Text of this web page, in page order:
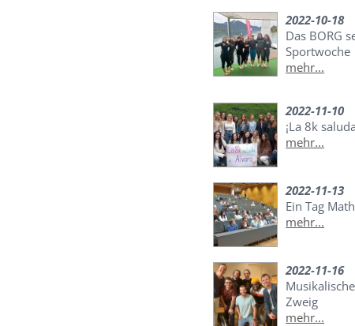
2022-10-18
Das BORG
Sportwoche
mehr...
2022-11-10
¡La 8k
mehr...
2022-11-13
Ein Tag
mehr...
2022-11-16
Zweig
mehr...